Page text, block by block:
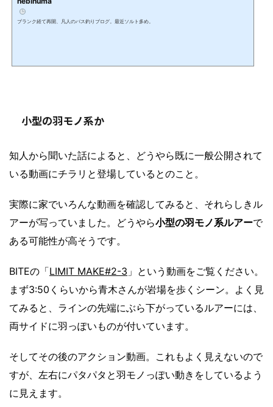
ブランク経て再開、凡人のバス釣りブログ。最近ソルト多め。
小型の羽モノ系か
知人から聞いた話によると、どうやら既に一般公開されて
いる動画にチラリと登場しているとのこと。
実際に家でいろんな動画を確認してみると、それらしきル
アーが写っていました。どうやら小型の羽モノ系ルアーで
ある可能性が高そうです。
BITEの「LIMIT MAKE#2-3 」という動画をご覧ください。
まず3:50くらいから青木さんが岩場を歩くシーン。よく見
てみると、ラインの先端にぶら下がっているルアーには、
両サイドに羽っぽいものが付いています。
そしてその後のアクション動画。これもよく見えないので
すが、左右にパタパタと羽モノっぽい動きをしているよう
に見えます。